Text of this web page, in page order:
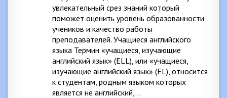
увлекательный срез знаний который
поможет оценить уровень образованности
учеников и качество работы
преподавателей. Учащиеся английского
языка Термин «учащиеся, изучающие
английский язык» (ELL), или «учащиеся,
изучающие английский язык» (EL), относится
к студентам, родным языком которых
является не английский,…